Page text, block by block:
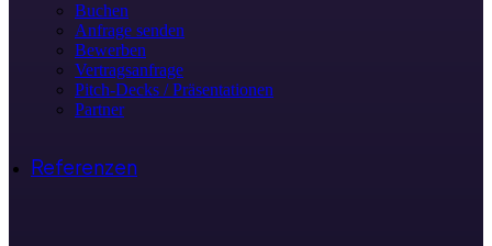
Buchen
Anfrage senden
Bewerben
Vertragsanfrage
Pitch-Decks / Präsentationen
Partner
Referenzen